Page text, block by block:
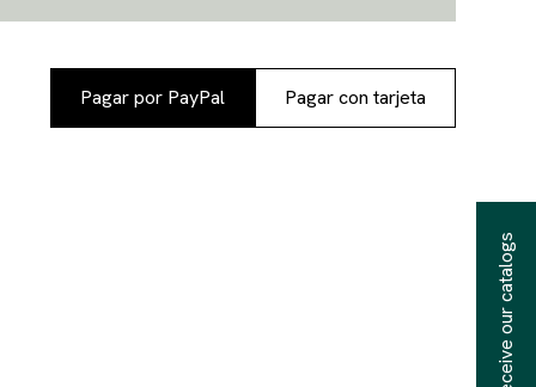
Pagar por PayPal Pagar con tarjeta
Receive our catalogs